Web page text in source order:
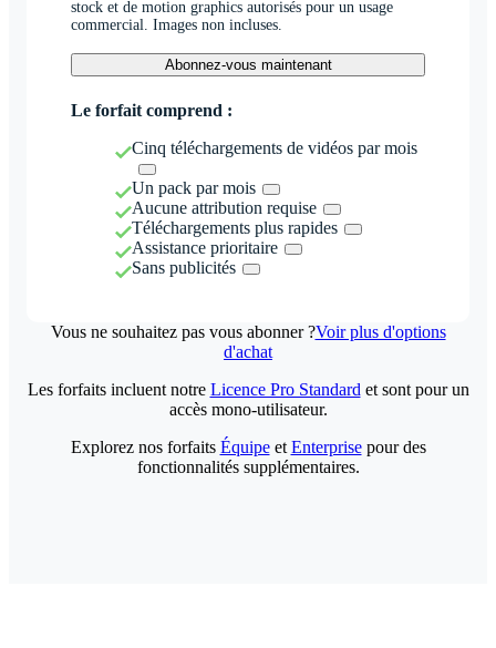
stock et de motion graphics autorisés pour un usage
commercial. Images non incluses.
Abonnez-vous maintenant
Le forfait comprend :
Cinq téléchargements de vidéos par mois
Un pack par mois
Aucune attribution requise
Téléchargements plus rapides
Assistance prioritaire
Sans publicités
Vous ne souhaitez pas vous abonner ?Voir plus d'options
d'achat
Les forfaits incluent notre Licence Pro Standard et sont pour un
accès mono-utilisateur.
Explorez nos forfaits Équipeet Enterprisepour des
fonctionnalités supplémentaires.